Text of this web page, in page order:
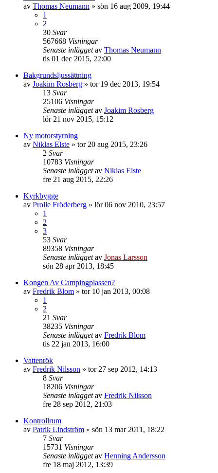
av Thomas Neumann » sön 16 aug 2009, 19:44
1
2
30 Svar
567668 Visningar
Senaste inläggetav Thomas Neumann
tis 01 dec 2015, 22:00
Bakgrundsljussättning
av Joakim Rosberg » tor 19 dec 2013, 19:54
13 Svar
25106 Visningar
Senaste inläggetav Joakim Rosberg
lör 21 nov 2015, 15:12
Ny motorstyrning
av Niklas Elste » tor 20 aug 2015, 23:26
2 Svar
10783 Visningar
Senaste inläggetav Niklas Elste
fre 21 aug 2015, 22:26
Kyrkbygge
av Prolle Fröderberg » lör 06 nov 2010, 23:57
1
2
3
53 Svar
89358 Visningar
Senaste inläggetav Jonas Larsson
sön 28 apr 2013, 18:45
Kongen Av Campingplassen?
av Fredrik Blom » tor 10 jan 2013, 00:08
1
2
21 Svar
38235 Visningar
Senaste inläggetav Fredrik Blom
tis 22 jan 2013, 16:00
Vattenrök
av Fredrik Nilsson » tor 27 sep 2012, 14:13
8 Svar
18206 Visningar
Senaste inläggetav Fredrik Nilsson
fre 28 sep 2012, 21:03
Kontrollrum
av Patrik Lindström » sön 13 mar 2011, 18:22
7 Svar
15731 Visningar
Senaste inläggetav Henning Andersson
fre 18 maj 2012, 13:39